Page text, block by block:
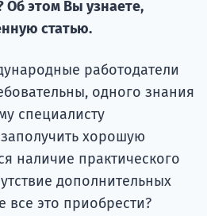
Об этом Вы узнаете,
статью.
работодатели
одного знания
специалисту
хорошую
наличие практического
дополнительных
все это приобрести?